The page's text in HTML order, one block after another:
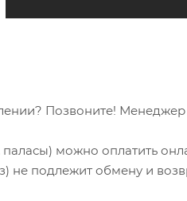
Позвоните! Менеджер
можно оплатить
не подлежит обмену и